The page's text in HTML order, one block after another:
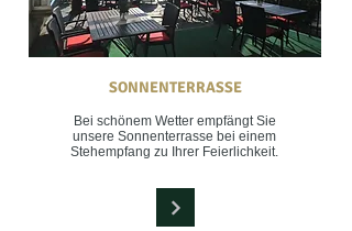
SONNENTERRASSE
Bei schönem Wetter empfängt Sie
unsere Sonnenterrasse bei einem
Stehempfang zu Ihrer Feierlichkeit.